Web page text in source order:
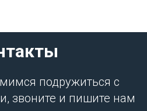
подружиться с
звоните и пишите нам